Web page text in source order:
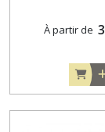
À partir de